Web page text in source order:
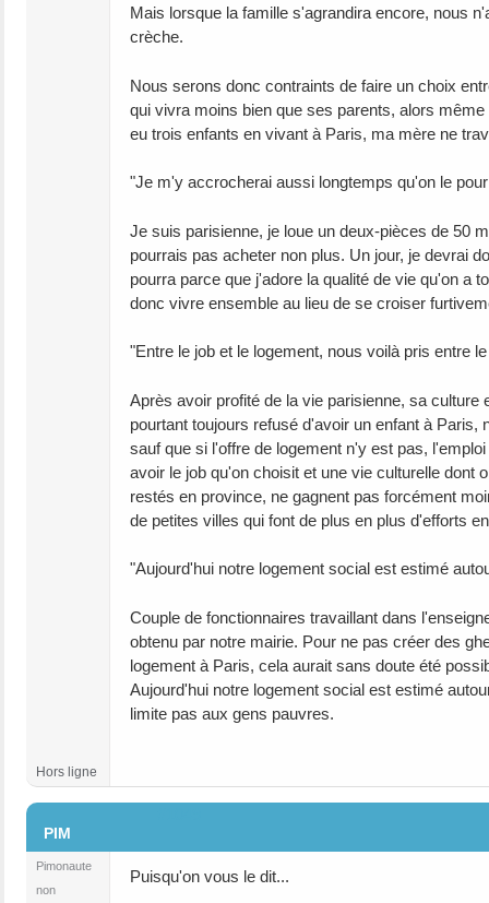
Mais lorsque la famille s'agrandira encore, nous
crèche.
Nous serons donc contraints de faire un choix
qui vivra moins bien que ses parents, alors
eu trois enfants en vivant à Paris, ma mère ne
"Je m'y accrocherai aussi longtemps qu'on le
Je suis parisienne, je loue un deux-pièces de 50
pourrais pas acheter non plus. Un jour, je devrai
pourra parce que j'adore la qualité de vie qu'on a
donc vivre ensemble au lieu de se croiser
"Entre le job et le logement, nous voilà pris entre
Après avoir profité de la vie parisienne, sa
pourtant toujours refusé d'avoir un enfant à
sauf que si l'offre de logement n'y est pas,
avoir le job qu'on choisit et une vie culturelle dont
restés en province, ne gagnent pas forcément
de petites villes qui font de plus en plus d'efforts
"Aujourd'hui notre logement social est estimé
Couple de fonctionnaires travaillant dans
obtenu par notre mairie. Pour ne pas créer des
logement à Paris, cela aurait sans doute été
Aujourd'hui notre logement social est estimé
limite pas aux gens pauvres.
Hors ligne
PIM
Pimonaute
non
Puisqu'on vous le dit...